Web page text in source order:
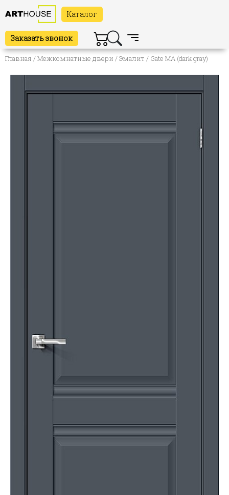
Каталог
Заказать звонок
Главная /Межкомнатные двери /Эмалит / Gate MA (dark gray)